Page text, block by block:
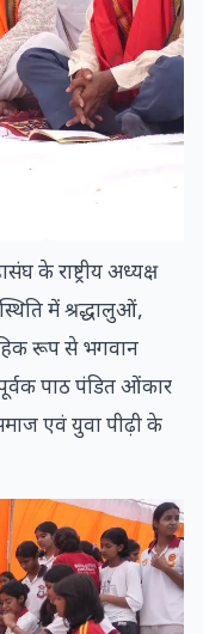
के राष्ट्रीय अध्यक्ष
में श्रद्धालुओं,
रूप से भगवान
पाठ पंडित ओंकार
एवं युवा पीढ़ी के